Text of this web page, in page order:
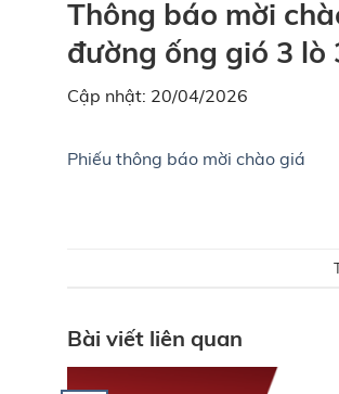
Thông báo mời
đường ống gió 3 lò
Cập nhật: 20/04/2026
Phiếu thông báo mời chào giá
Bài viết liên quan